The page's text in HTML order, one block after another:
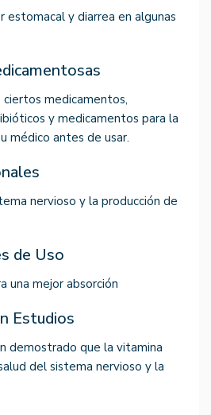
estomacal y diarrea en algunas
medicamentos,
y medicamentos para la
médico antes de usar.
nervioso y la producción de
de Uso
una mejor absorción
Estudios
demostrado que la vitamina
del sistema nervioso y la